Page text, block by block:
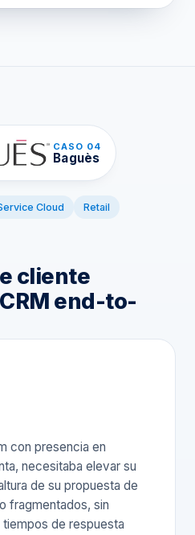
CASO 04
Baguès
Cloud Retail
cliente
end-to-
con presencia en
necesitaba elevar su
de su propuesta de
fragmentados, sin
de respuesta